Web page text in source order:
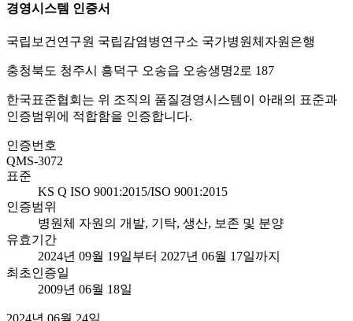
경영시스템 인증서
국립보건연구원 국립감염병연구소 국가병원체자원은행
충청북도 청주시 흥덕구 오송읍 오송생명2로 187
한국표준협회는 위 조직의 품질경영시스템이 아래의 표준과
인증범위에 적합함을 인증합니다.
인증번호
QMS-3072
표준
KS Q ISO 9001:2015/ISO 9001:2015
인증범위
병원체 자원의 개발, 기탁, 생산, 보존 및 분양
유효기간
2024년 09월 19일부터 2027년 06월 17일까지
최초인증일
2009년 06월 18일
2024년 06월 24일